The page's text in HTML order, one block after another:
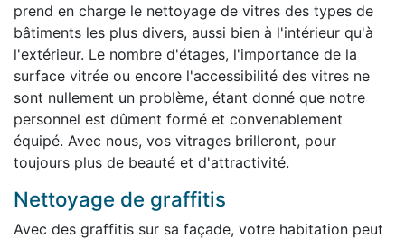
prend en charge le nettoyage de vitres des types de
bâtiments les plus divers, aussi bien à l'intérieur qu'à
l'extérieur. Le nombre d'étages, l'importance de la
surface vitrée ou encore l'accessibilité des vitres ne
sont nullement un problème, étant donné que notre
personnel est dûment formé et convenablement
équipé. Avec nous, vos vitrages brilleront, pour
toujours plus de beauté et d'attractivité.
Nettoyage de graffitis
Avec des graffitis sur sa façade, votre habitation peut